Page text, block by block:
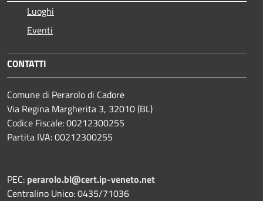
Luoghi
Eventi
CONTATTI
Comune di Perarolo di Cadore
Via Regina Margherita 3, 32010 (BL)
Codice Fiscale: 00212300255
Partita IVA: 00212300255
PEC: perarolo.bl@cert.ip-veneto.net
Centralino Unico: 0435/71036